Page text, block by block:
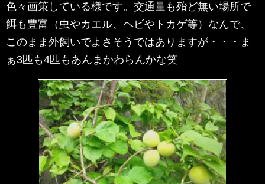
色々画策している様です。交通量も殆ど無い場所で
餌も豊富（虫やカエル、ヘビやトカゲ等）なんで、
このまま外飼いでよさそうではありますが・・・ま
ぁ3匹も4匹もあんまかわらんかな笑